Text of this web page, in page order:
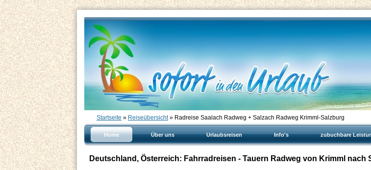
Startseite » Reiseübersicht» Radreise Saalach Radweg + Salzach Radweg Krimml-Salzburg
Home Über uns Urlaubsreisen Info's zubuchbare
Deutschland, Österreich: Fahrradreisen - Tauern Radweg von Krimml nach